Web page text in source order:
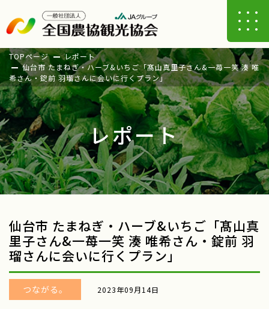
TOPページ
レポート
仙台市 たまねぎ・ハーブ&いちご「髙山真里子さん&一苺一笑 湊 唯
希さん・錠前 羽瑠さんに会いに行くプラン」
レポート
仙台市 たまねぎ・ハーブ&いちご「髙山真
里子さん&一苺一笑 湊 唯希さん・錠前 羽
瑠さんに会いに行くプラン」
つながる。 2023年09月14日